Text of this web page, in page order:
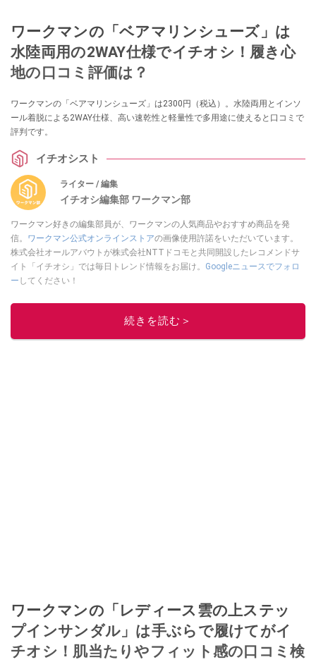
ワークマンの「ベアマリンシューズ」は
水陸両用の2WAY仕様でイチオシ！履き心
地の口コミ評価は？
ワークマンの「ベアマリンシューズ」は2300円（税込）。水陸両用とインソ
ール着脱による2WAY仕様、高い速乾性と軽量性で多用途に使えると口コミで
評判です。
イチオシスト
ライター / 編集
イチオシ編集部 ワークマン部
ワークマン好きの編集部員が、ワークマンの人気商品やおすすめ商品を発
信。 ワークマン公式オンラインストアの画像使用許諾をいただいています。
株式会社オールアバウトが株式会社NTTドコモと共同開設したレコメンドサ
イト「イチオシ」では毎日トレンド情報をお届け。 Googleニュースでフォロ
ー してください！
このイチオシストの他の記事を読む
続きを読む＞
ワークマンの「レディース雲の上ステッ
プインサンダル」は手ぶらで履けてがイ
チオシ！肌当たりやフィット感の口コミ検